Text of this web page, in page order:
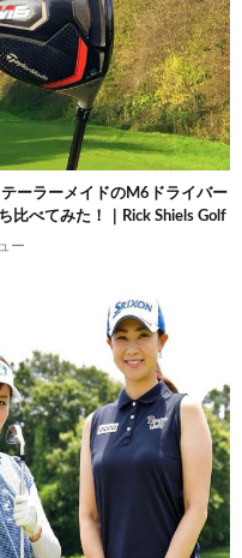
ーラーメイドのM6ドライバー
比べてみた！｜Rick Shiels Golf
ー